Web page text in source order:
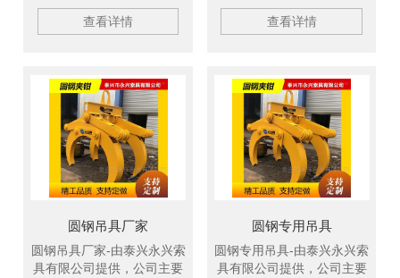
主要生产柔性吊带、扁平吊
装带、冶金吊具、钢坯吊
维吊装带、钢丝绳吊具、尼
龙绳吊具、起重链条成套索
具、引纸绳、注塑钢丝绳、
软梯、安全带等几大系列，
欢迎新老客户洽谈订购！
查看详情
生产柔性吊带、扁平吊装
带、冶金吊具、钢坯吊钩、
吊装带、钢丝绳吊具、尼龙
绳吊具、起重链条成套索
具、引纸绳、注塑钢丝绳、
软梯、安全带等几大系列，
欢迎新老客户洽谈订购！
查看详情
圆钢吊具厂家
圆钢吊具厂家-由泰兴永兴索
具有限公司提供，公司主要
圆钢专用吊具
圆钢专用吊具-由泰兴永兴索
具有限公司提供，公司主要